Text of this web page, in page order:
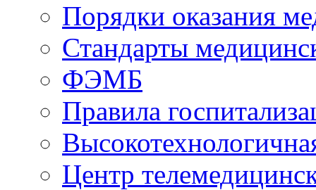
Порядки оказания
Стандарты
ФЭМБ
Правила
Центр